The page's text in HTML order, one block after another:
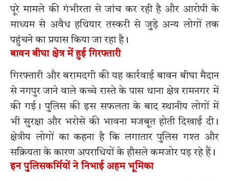
पूरे मामले की गंभीरता से जांच कर रही है और आरोपी के
माध्यम से अवैध हथियार तस्करी से जुड़े अन्य लोगों तक
पहुंचने का प्रयास किया जा रहा है।
बावन बीघा क्षेत्र में हुई गिरफ्तारी
गिरफ्तारी और बरामदगी की यह कार्रवाई बावन बीघा मैदान
से नगपुर जाने वाले कच्चे रास्ते के पास थाना क्षेत्र रामनगर में
की गई। पुलिस की इस सफलता के बाद स्थानीय लोगों में
भी सुरक्षा और भरोसे की भावना मजबूत होती दिखाई दी।
क्षेत्रीय लोगों का कहना है कि लगातार पुलिस गश्त और
सक्रियता के कारण अपराधियों के हौसले कमजोर पड़ रहे हैं।
इन पुलिसकर्मियों ने निभाई अहम भूमिका